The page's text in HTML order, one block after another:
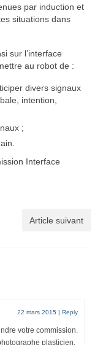
par induction et
situations dans
sur l’interface
au robot de :
divers signaux
intention,
;
Interface
Article suivant
22 mars 2015 | Reply
votre commission.
plasticien.